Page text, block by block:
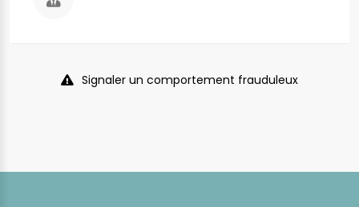
Signaler un comportement frauduleux